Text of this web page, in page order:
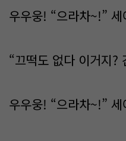
우우웅! “으라차~!”
“끄떡도 없다 이거지?
우우웅! “으라차~!”